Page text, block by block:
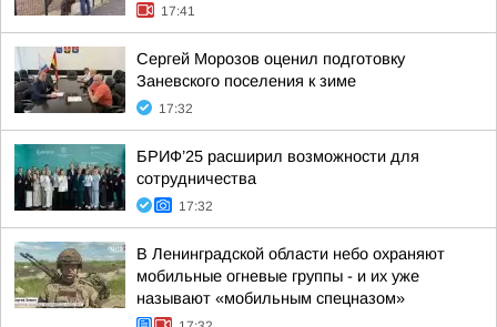
17:41
Сергей Морозов оценил подготовку
Заневского поселения к зиме
17:32
БРИФ’25 расширил возможности для
сотрудничества
17:32
В Ленинградской области небо охраняют
мобильные огневые группы - и их уже
называют «мобильным спецназом»